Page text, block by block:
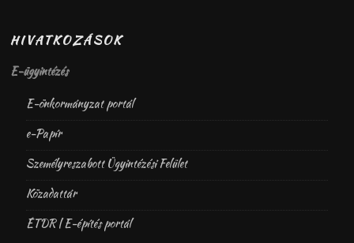
HIVATKOZÁSOK
E-ügyintézés
E-önkormányzat portál
e-Papír
Személyreszabott Ügyintézési Felület
Közadattár
ÉTDR | E-építés portál